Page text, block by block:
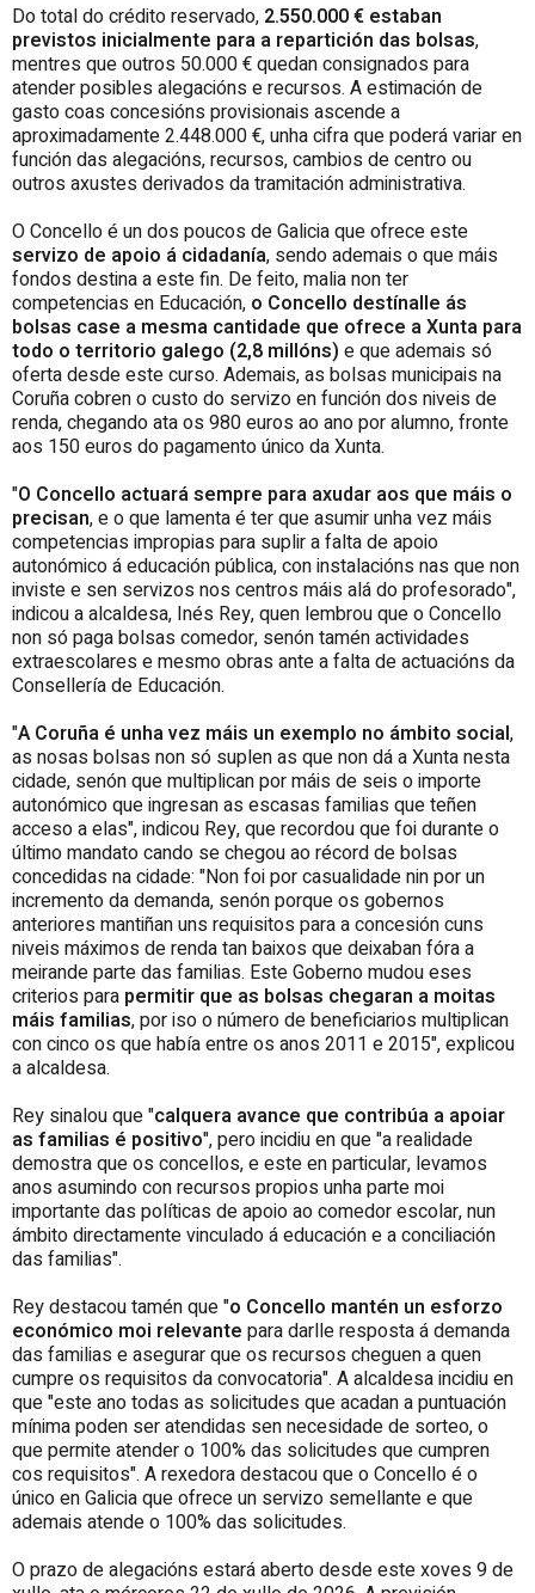
Do total do crédito reservado, 2.550.000 € estaban
previstos inicialmente para a repartición das bolsas,
mentres que outros 50.000 € quedan consignados para
atender posibles alegacións e recursos. A estimación de
gasto coas concesións provisionais ascende a
aproximadamente 2.448.000 €, unha cifra que poderá variar en
función das alegacións, recursos, cambios de centro ou
outros axustes derivados da tramitación administrativa.
O Concello é un dos poucos de Galicia que ofrece este
servizo de apoio á cidadanía, sendo ademais o que máis
fondos destina a este fin. De feito, malia non ter
competencias en Educación, o Concello destínalle ás
bolsas case a mesma cantidade que ofrece a Xunta para
todo o territorio galego (2,8 millóns) e que ademais só
oferta desde este curso. Ademais, as bolsas municipais na
Coruña cobren o custo do servizo en función dos niveis de
renda, chegando ata os 980 euros ao ano por alumno, fronte
aos 150 euros do pagamento único da Xunta.
"O Concello actuará sempre para axudar aos que máis o
precisan, e o que lamenta é ter que asumir unha vez máis
competencias impropias para suplir a falta de apoio
autonómico á educación pública, con instalacións nas que non
inviste e sen servizos nos centros máis alá do profesorado",
indicou a alcaldesa, Inés Rey, quen lembrou que o Concello
non só paga bolsas comedor, senón tamén actividades
extraescolares e mesmo obras ante a falta de actuacións da
Consellería de Educación.
"A Coruña é unha vez máis un exemplo no ámbito social,
as nosas bolsas non só suplen as que non dá a Xunta nesta
cidade, senón que multiplican por máis de seis o importe
autonómico que ingresan as escasas familias que teñen
acceso a elas", indicou Rey, que recordou que foi durante o
último mandato cando se chegou ao récord de bolsas
concedidas na cidade: "Non foi por casualidade nin por un
incremento da demanda, senón porque os gobernos
anteriores mantiñan uns requisitos para a concesión cuns
niveis máximos de renda tan baixos que deixaban fóra a
meirande parte das familias. Este Goberno mudou eses
criterios para permitir que as bolsas chegaran a moitas
máis familias, por iso o número de beneficiarios multiplican
con cinco os que había entre os anos 2011 e 2015", explicou
a alcaldesa.
Rey sinalou que "calquera avance que contribúa a apoiar
as familias é positivo", pero incidiu en que "a realidade
demostra que os concellos, e este en particular, levamos
anos asumindo con recursos propios unha parte moi
importante das políticas de apoio ao comedor escolar, nun
ámbito directamente vinculado á educación e a conciliación
das familias".
Rey destacou tamén que "o Concello mantén un esforzo
económico moi relevante para darlle resposta á demanda
das familias e asegurar que os recursos cheguen a quen
cumpre os requisitos da convocatoria". A alcaldesa incidiu en
que "este ano todas as solicitudes que acadan a puntuación
mínima poden ser atendidas sen necesidade de sorteo, o
que permite atender o 100% das solicitudes que cumpren
cos requisitos". A rexedora destacou que o Concello é o
único en Galicia que ofrece un servizo semellante e que
ademais atende o 100% das solicitudes.
O prazo de alegacións estará aberto desde este xoves 9 de